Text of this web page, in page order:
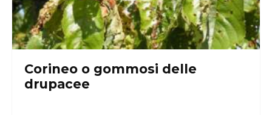
Corineo o gommosi delle
drupacee